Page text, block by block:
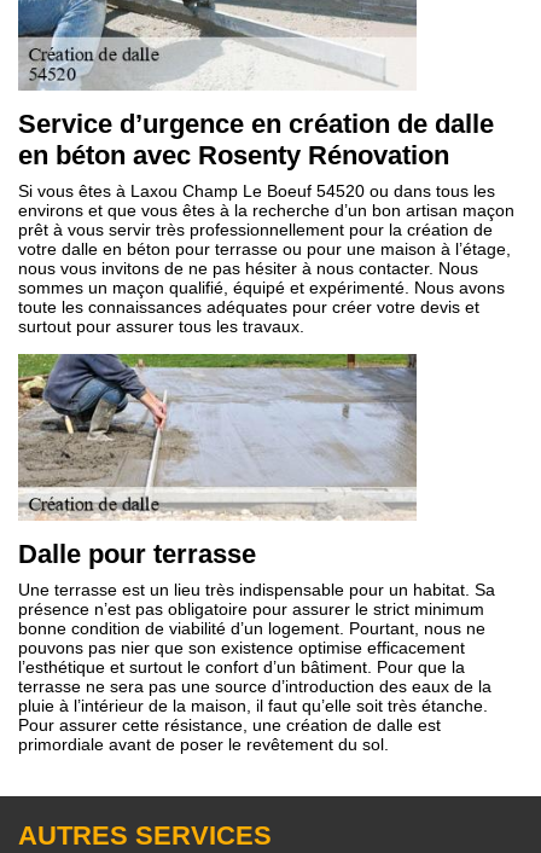
Service d’urgence en création de dalle
en béton avec Rosenty Rénovation
Si vous êtes à Laxou Champ Le Boeuf 54520 ou dans tous les
environs et que vous êtes à la recherche d’un bon artisan maçon
prêt à vous servir très professionnellement pour la création de
votre dalle en béton pour terrasse ou pour une maison à l’étage,
nous vous invitons de ne pas hésiter à nous contacter. Nous
sommes un maçon qualifié, équipé et expérimenté. Nous avons
toute les connaissances adéquates pour créer votre devis et
surtout pour assurer tous les travaux.
Dalle pour terrasse
Une terrasse est un lieu très indispensable pour un habitat. Sa
présence n’est pas obligatoire pour assurer le strict minimum
bonne condition de viabilité d’un logement. Pourtant, nous ne
pouvons pas nier que son existence optimise efficacement
l’esthétique et surtout le confort d’un bâtiment. Pour que la
terrasse ne sera pas une source d’introduction des eaux de la
pluie à l’intérieur de la maison, il faut qu’elle soit très étanche.
Pour assurer cette résistance, une création de dalle est
primordiale avant de poser le revêtement du sol.
AUTRES SERVICES